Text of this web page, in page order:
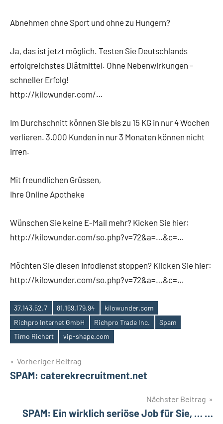
Abnehmen ohne Sport und ohne zu Hungern?
Ja, das ist jetzt möglich. Testen Sie Deutschlands
erfolgreichstes Diätmittel. Ohne Nebenwirkungen –
schneller Erfolg!
http://kilowunder.com/…
Im Durchschnitt können Sie bis zu 15 KG in nur 4 Wochen
verlieren. 3.000 Kunden in nur 3 Monaten können nicht
irren.
Mit freundlichen Grüssen,
Ihre Online Apotheke
Wünschen Sie keine E-Mail mehr? Kicken Sie hier:
http://kilowunder.com/so.php?v=72&a=…&c=…
Möchten Sie diesen Infodienst stoppen? Klicken Sie hier:
http://kilowunder.com/so.php?v=72&a=…&c=…
Schlagwörter
37.143.52.7 81.169.179.94
kilowunder.com
Richpro Internet GmbH
Richpro Trade Inc.
Spam
Timo Richert
vip-shape.com
Beitragsnavigation
Vorheriger Beitrag
SPAM: caterekrecruitment.net
Nächster Beitrag
SPAM: Ein wirklich seriöse Job für Sie, … …